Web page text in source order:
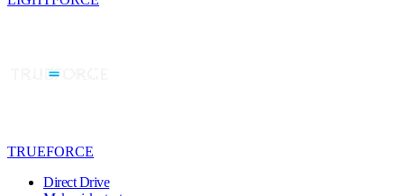
TRUEFORCE
Direct Drive